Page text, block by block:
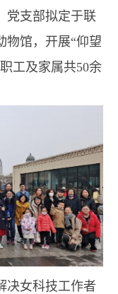
党支部拟定于联
物馆，开展“仰望
工及家属共50余
决女科技工作者